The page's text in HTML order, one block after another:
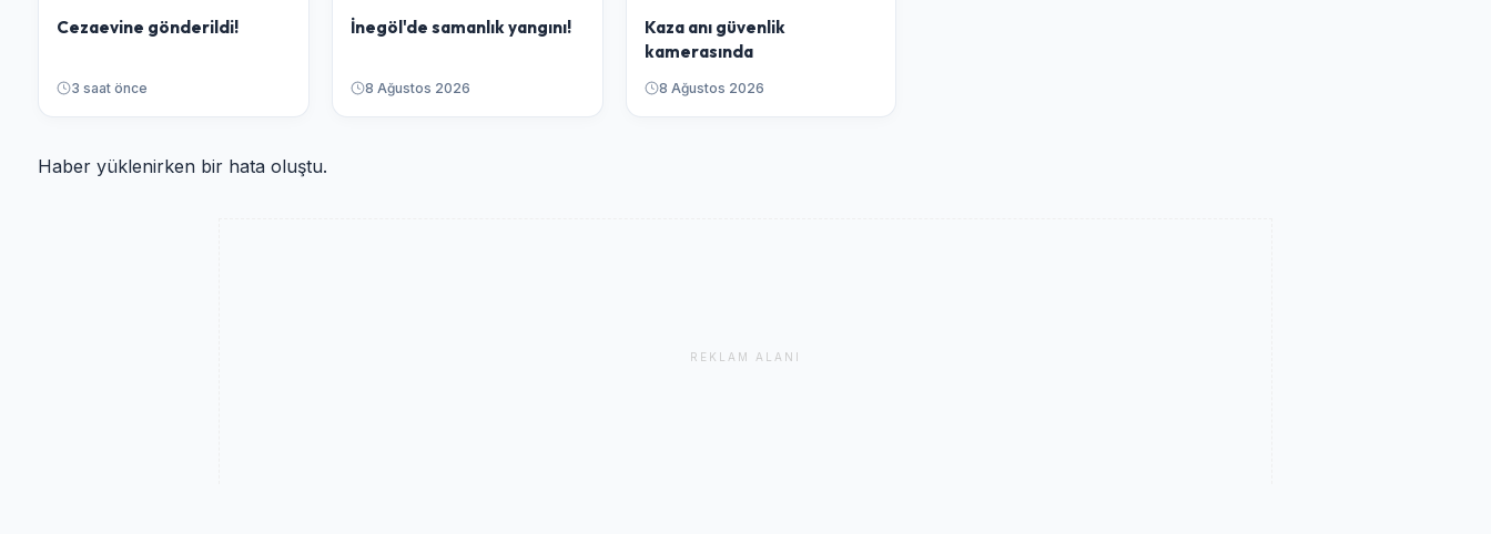
Cezaevine gönderildi!
3 saat önce
İnegöl'de samanlık yangını!
8 Ağustos 2026
Kaza anı güvenlik
kamerasında
8 Ağustos 2026
Haber yüklenirken bir hata oluştu.
REKLAM ALANI